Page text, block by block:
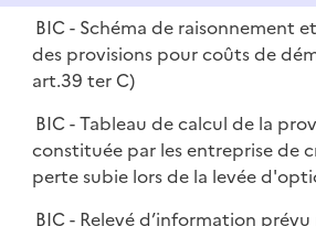
BIC - Schéma de raisonnement
des provisions pour coûts de
art.39 ter C)
BIC - Tableau de calcul de la
constituée par les entreprise de
perte subie lors de la levée
BIC - Relevé d’information prévu